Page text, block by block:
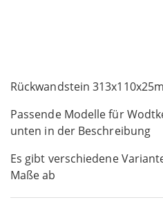
Rückwandstein
Passende Modelle für
unten in der Beschreibung
Es gibt verschiedene
Maße ab
gallery
to
beginning
of
images
gallery